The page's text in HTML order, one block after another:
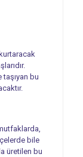
kurtaracak
taşıyan bu
bile
üretilen bu